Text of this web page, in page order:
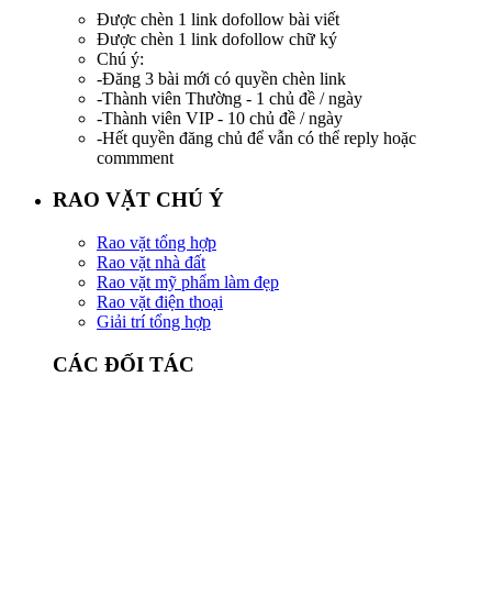
Được chèn 1 link dofollow bài viết
Được chèn 1 link dofollow chữ ký
Chú ý:
-Đăng 3 bài mới có quyền chèn link
-Thành viên Thường - 1 chủ đề / ngày
-Thành viên VIP - 10 chủ đề / ngày
-Hết quyền đăng chủ để vẫn có thể reply hoặc
commment
RAO VẶT CHÚ Ý
Rao vặt tổng hợp
Rao vặt nhà đất
Rao vặt mỹ phẩm làm đẹp
Rao vặt điện thoại
Giải trí tổng hợp
CÁC ĐỐI TÁC